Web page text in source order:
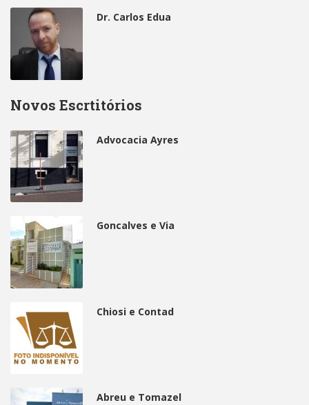
Dr. Carlos Edua
Novos Escrtitórios
Advocacia Ayres
Goncalves e Via
Chiosi e Contad
Abreu e Tomazel